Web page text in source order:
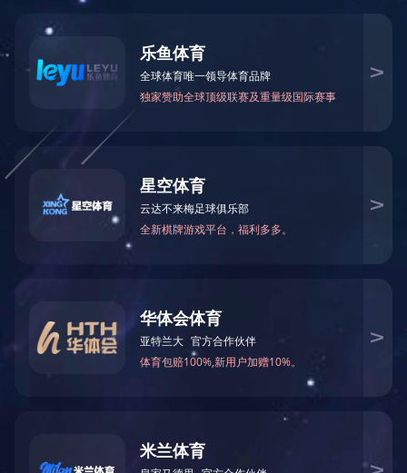
进口报刊
报纸及期刊杂志
公司经营港、澳、台及国外报刊常用品种2000多
种，供应的日本报刊种类也极为丰富，有包括卫星版、
本土版共4000多个品种。
地址：广东省深圳市福田区侨香路3076号君子广场十三楼
传真：0755-23981669